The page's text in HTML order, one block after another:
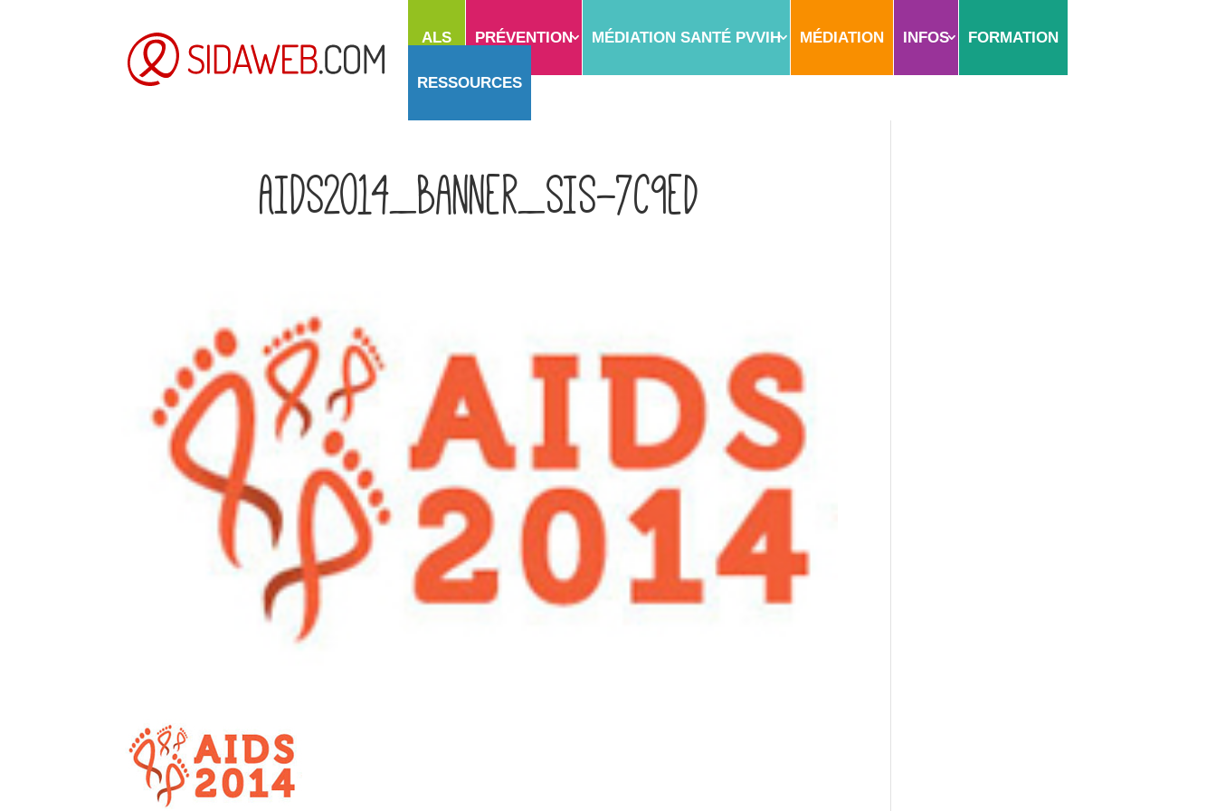
ALS PRÉVENTION MÉDIATION SANTÉ PVVIH MÉDIATION INFOS FORMATION
RESSOURCES
AIDS2014_banner_SIS-7c9ed